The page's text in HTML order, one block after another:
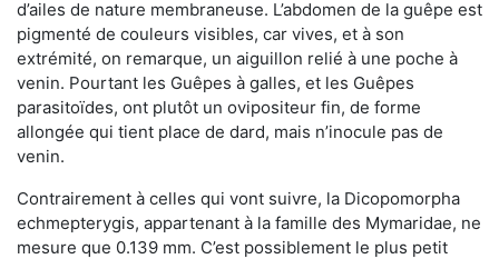
d’ailes de nature membraneuse. L’abdomen de la guêpe est
pigmenté de couleurs visibles, car vives, et à son
extrémité, on remarque, un aiguillon relié à une poche à
venin. Pourtant les Guêpes à galles, et les Guêpes
parasitoïdes, ont plutôt un ovipositeur fin, de forme
allongée qui tient place de dard, mais n’inocule pas de
venin.
Contrairement à celles qui vont suivre, la Dicopomorpha
echmepterygis, appartenant à la famille des Mymaridae, ne
mesure que 0.139 mm. C’est possiblement le plus petit